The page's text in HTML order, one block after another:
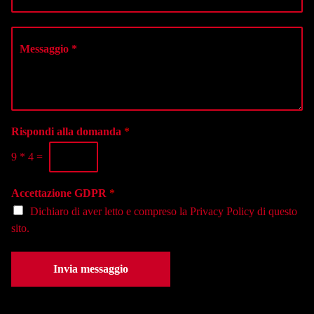
o
d
f
o
n
o
l
e
l
a
e
*
i
*
Rispondi alla domanda *
9 * 4 =
Accettazione GDPR *
Dichiaro di aver letto e compreso la Privacy Policy di questo
sito.
Invia messaggio